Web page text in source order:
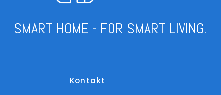
SMART HOME - FOR SMART LIVING.
Kontakt